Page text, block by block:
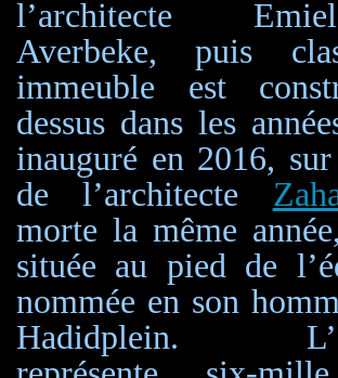
l’architecte
Averbeke, puis
immeuble est
dessus dans les
inauguré en 2016,
de l’architecte
morte la même
située au pied de
nommée en son
Hadidplein.